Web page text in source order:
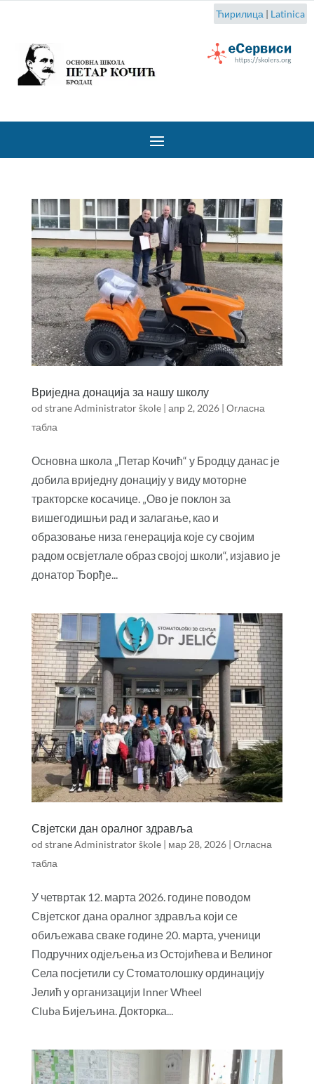
Ћирилица | Latinica
Вриједна донација за нашу школу
od straneAdministrator škole| апр 2, 2026| Огласна
табла
Основна школа „Петар Кочић“ у Бродцу данас је
добила вриједну донацију у виду моторне
тракторске косачице. „Ово је поклон за
вишегодишњи рад и залагање, као и
образовање низа генерација које су својим
радом освјетлале образ својој школи“, изјавио је
донатор Ђорђе...
Свјетски дан оралног здравља
od straneAdministrator škole| мар 28, 2026| Огласна
табла
У четвртак 12. марта 2026. године поводом
Свјетског дана оралног здравља који се
обиљежава сваке године 20. марта, ученици
Подручних одјељења из Остојићева и Велиног
Села посјетили су Стоматолошку ординацију
Јелић у организацији Inner Wheel
Cluba Бијељина. Докторка...